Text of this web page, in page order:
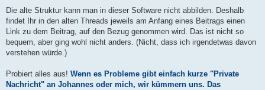
Die alte Struktur kann man in dieser Software nicht abbilden. Deshalb
findet Ihr in den alten Threads jeweils am Anfang eines Beitrags einen
Link zu dem Beitrag, auf den Bezug genommen wird. Das ist nicht so
bequem, aber ging wohl nicht anders. (Nicht, dass ich irgendetwas davon
verstehen würde.)
Probiert alles aus! Wenn es Probleme gibt einfach kurze "Private
Nachricht" an Johannes oder mich, wir kümmern uns. Das